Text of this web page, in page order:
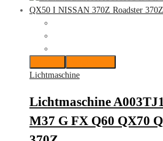
Lichtmaschine
Lichtmaschine
M37 G FX Q60 QX70